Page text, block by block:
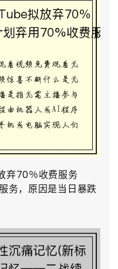
弃70％收费服务
务，原因是当日暴跌